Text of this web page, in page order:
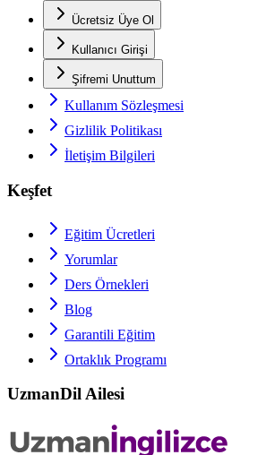
Ücretsiz Üye Ol
Kullanıcı Girişi
Şifremi Unuttum
Kullanım Sözleşmesi
Gizlilik Politikası
İletişim Bilgileri
Keşfet
Eğitim Ücretleri
Yorumlar
Ders Örnekleri
Blog
Garantili Eğitim
Ortaklık Programı
UzmanDil Ailesi